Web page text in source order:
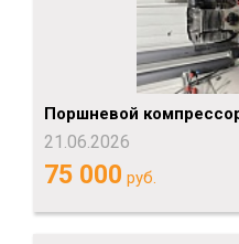
Поршневой
21.06.2026
75 000 руб.